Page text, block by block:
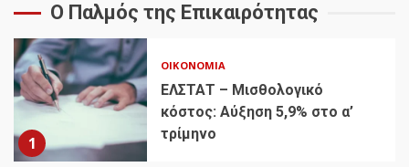
Ο Παλμός της Επικαιρότητας
1
ΟΙΚΟΝΟΜΊΑ
ΕΛΣΤΑΤ – Μισθολογικό
κόστος: Αύξηση 5,9% στο α’
τρίμηνο